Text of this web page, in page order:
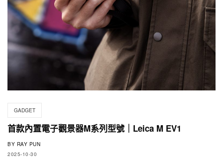
GADGET
首款內置電子觀景器M系列型號｜Leica M EV1
BY RAY PUN
2025-10-30